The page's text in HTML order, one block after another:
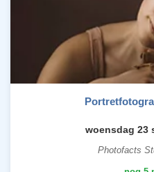
woensdag 23
Photofacts